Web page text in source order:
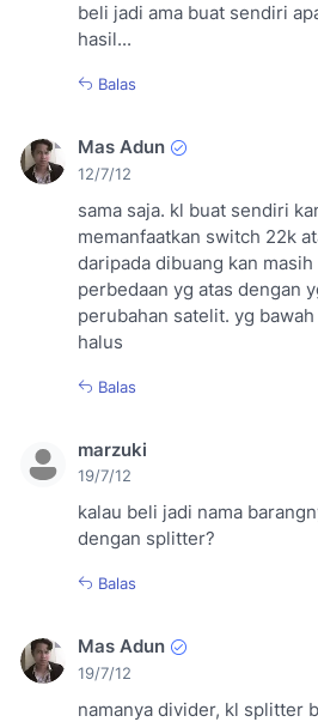
beli jadi ama buat sendiri
hasil...
Balas
Mas Adun
12/7/12
sama saja. kl buat sendiri
memanfaatkan switch 22k
daripada dibuang kan
perbedaan yg atas dengan
perubahan satelit. yg
halus
Balas
marzuki
19/7/12
kalau beli jadi nama
dengan splitter?
Balas
Mas Adun
19/7/12
namanya divider, kl splitter